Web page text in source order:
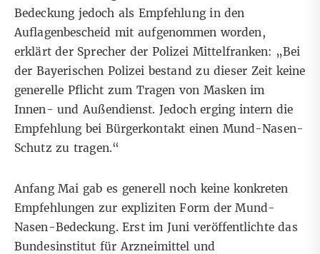
Bedeckung jedoch als Empfehlung in den
Auflagenbescheid mit aufgenommen worden,
erklärt der Sprecher der Polizei Mittelfranken: „Bei
der Bayerischen Polizei bestand zu dieser Zeit keine
generelle Pflicht zum Tragen von Masken im
Innen- und Außendienst. Jedoch erging intern die
Empfehlung bei Bürgerkontakt einen Mund-Nasen-
Schutz zu tragen.“
Anfang Mai gab es generell noch keine konkreten
Empfehlungen zur expliziten Form der Mund-
Nasen-Bedeckung. Erst im Juni veröffentlichte das
Bundesinstitut für Arzneimittel und